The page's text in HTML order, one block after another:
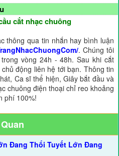
cắt nhạc chuông
thông qua tin nhắn hay bình luận
. Chúng tôi
vòng 24h - 48h. Sau khi cắt
động liên hệ tới bạn. Thông tin
Ca sĩ thể hiện, Giây bắt đầu và
chuông điện thoại chỉ reo khoảng
phí 100%!
Đang Thổi Tuyết Lớn Đang